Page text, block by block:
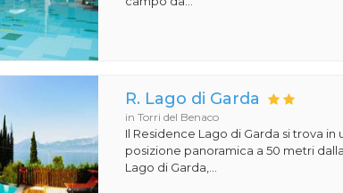
R. Lago di Garda
in Torri del Benaco
Il Residence Lago di Garda si trova in
posizione panoramica a 50 metri
Lago di Garda,...